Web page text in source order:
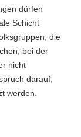
dürfen
Schicht
die
bei der
nicht
darauf,
werden.